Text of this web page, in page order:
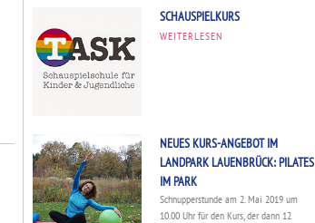
SCHAUSPIELKURS
WEITERLESEN
NEUES KURS-ANGEBOT IM
LANDPARK LAUENBRÜCK: PILATES
IM PARK
Schnupperstunde am 2. Mai 2019 um
10.00 Uhr für den Kurs, der dann 12